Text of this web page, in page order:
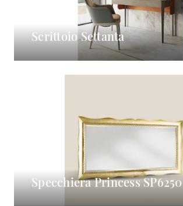
Scrittoio Settanta
Specchiera Princess SP6250